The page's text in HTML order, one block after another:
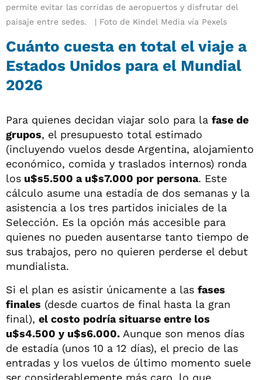
permite evitar las corridas de aeropuertos y disfrutar del
paisaje entre sedes.
Foto de Kindel Media vía Pexels
Cuánto cuesta en total el viaje a
Estados Unidos para el Mundial
2026
Para quienes decidan viajar solo para la fase de
grupos, el presupuesto total estimado
(incluyendo vuelos desde Argentina, alojamiento
económico, comida y traslados internos) ronda
los u$s5.500 a u$s7.000 por persona. Este
cálculo asume una estadía de dos semanas y la
asistencia a los tres partidos iniciales de la
Selección. Es la opción más accesible para
quienes no pueden ausentarse tanto tiempo de
sus trabajos, pero no quieren perderse el debut
mundialista.
Si el plan es asistir únicamente a las fases
finales (desde cuartos de final hasta la gran
final), el costo podría situarse entre los
u$s4.500 y u$s6.000. Aunque son menos días
de estadía (unos 10 a 12 días), el precio de las
entradas y los vuelos de último momento suele
ser considerablemente más caro, lo que